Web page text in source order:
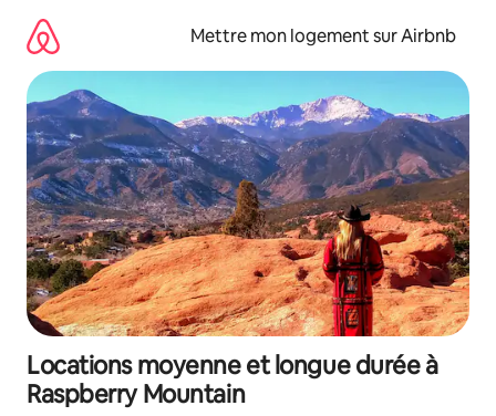
directement
contenu
Mettre mon logement sur Airbnb
Locations moyenne et longue durée à
Raspberry Mountain